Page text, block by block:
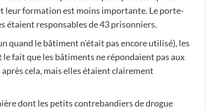
leur formation est moins importante. Le porte-
étaient responsables de 43 prisonniers.
quand le bâtiment n’était pas encore utilisé), les
fait que les bâtiments ne répondaient pas aux
cela, mais elles étaient clairement
dont les petits contrebandiers de drogue